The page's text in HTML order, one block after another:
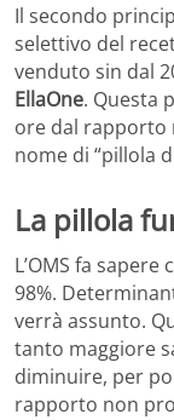
Il secondo
selettivo del
venduto sin dal
EllaOne. Questa
ore dal rapporto
nome di “pillola
La pillola
L’OMS fa
98%.
verrà assunto.
tanto maggiore
diminuire, per
rapporto non